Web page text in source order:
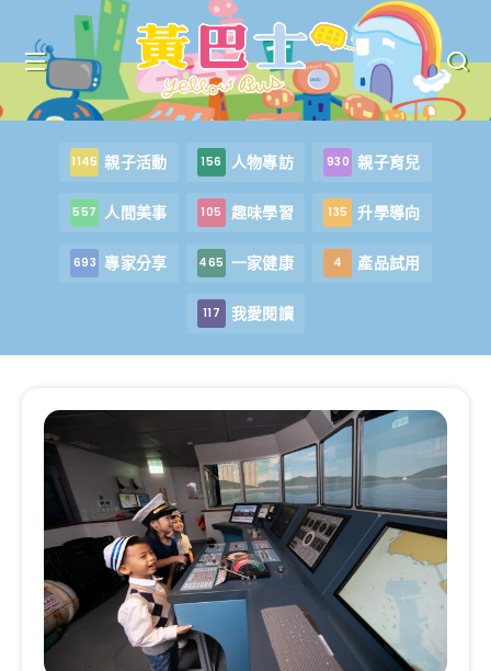
1145 親子活動 156 人物專訪 930 親子育兒
557 人間美事 105 趣味學習 135 升學導向
693 專家分享 465 一家健康 4 產品試用
117 我愛閱讀